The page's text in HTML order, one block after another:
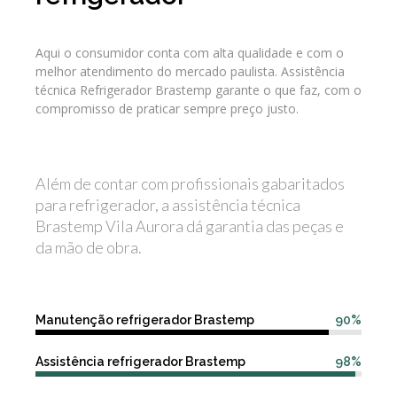
Aqui o consumidor conta com alta qualidade e com o
melhor atendimento do mercado paulista. Assistência
técnica Refrigerador Brastemp garante o que faz, com o
compromisso de praticar sempre preço justo.
Além de contar com profissionais gabaritados
para refrigerador, a assistência técnica
Brastemp Vila Aurora dá garantia das peças e
da mão de obra.
90%
Manutenção refrigerador Brastemp
98%
Assistência refrigerador Brastemp